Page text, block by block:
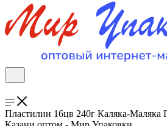
Пластилин 16цв 240г Каляка-